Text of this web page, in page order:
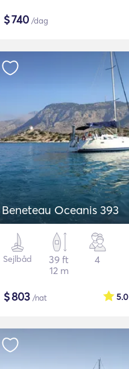
$740 /dag
Beneteau Oceanis 393
Sejlbåd
39 ft
12 m
4
$803 /nat 5.0